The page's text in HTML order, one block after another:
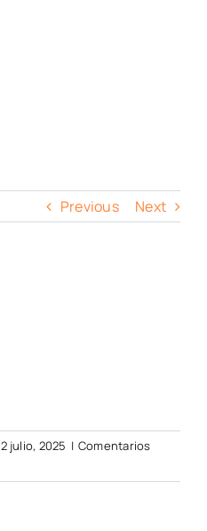
Previous Next
2 julio, 2025 | Comentarios